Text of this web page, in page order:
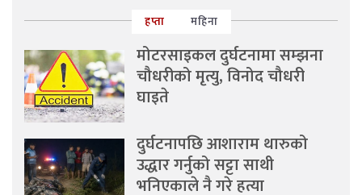
हप्ता महिना
मोटरसाइकल दुर्घटनामा सम्झना
चौधरीको मृत्यु, विनोद चौधरी
घाइते
दुर्घटनापछि आशाराम थारुको
उद्धार गर्नुको सट्टा साथी
भनिएकाले नै गरे हत्या